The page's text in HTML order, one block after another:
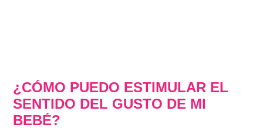
¿CÓMO PUEDO ESTIMULAR EL
SENTIDO DEL GUSTO DE MI
BEBÉ?